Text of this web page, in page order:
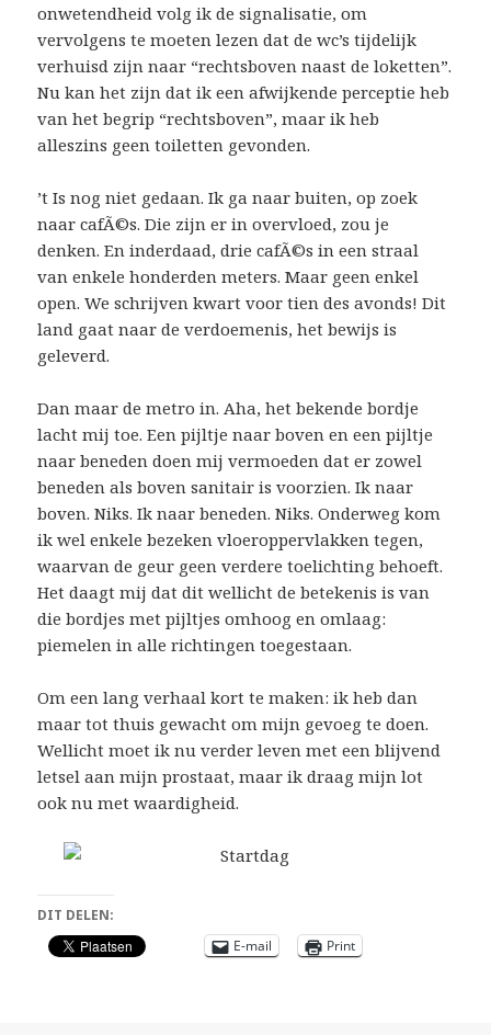
onwetendheid volg ik de signalisatie, om
vervolgens te moeten lezen dat de wc’s tijdelijk
verhuisd zijn naar “rechtsboven naast de loketten”.
Nu kan het zijn dat ik een afwijkende perceptie heb
van het begrip “rechtsboven”, maar ik heb
alleszins geen toiletten gevonden.
’t Is nog niet gedaan. Ik ga naar buiten, op zoek
naar cafÃ©s. Die zijn er in overvloed, zou je
denken. En inderdaad, drie cafÃ©s in een straal
van enkele honderden meters. Maar geen enkel
open. We schrijven kwart voor tien des avonds! Dit
land gaat naar de verdoemenis, het bewijs is
geleverd.
Dan maar de metro in. Aha, het bekende bordje
lacht mij toe. Een pijltje naar boven en een pijltje
naar beneden doen mij vermoeden dat er zowel
beneden als boven sanitair is voorzien. Ik naar
boven. Niks. Ik naar beneden. Niks. Onderweg kom
ik wel enkele bezeken vloeroppervlakken tegen,
waarvan de geur geen verdere toelichting behoeft.
Het daagt mij dat dit wellicht de betekenis is van
die bordjes met pijltjes omhoog en omlaag:
piemelen in alle richtingen toegestaan.
Om een lang verhaal kort te maken: ik heb dan
maar tot thuis gewacht om mijn gevoeg te doen.
Wellicht moet ik nu verder leven met een blijvend
letsel aan mijn prostaat, maar ik draag mijn lot
ook nu met waardigheid.
DIT DELEN:
E-mail
Print